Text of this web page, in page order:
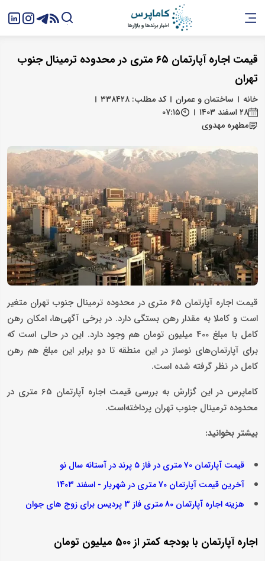
قیمت اجاره آپارتمان ۶۵ متری در محدوده ترمینال جنوب
تهران
خانه ساختمان و عمران
کد مطلب: ۳۳۸۴۲۸
۲۸ اسفند ۱۴۰۳
۰۷:۱۵
مطهره مهدوی
قیمت اجاره آپارتمان 65 متری در محدوده ترمینال جنوب تهران متغیر
است و کاملا به مقدار رهن بستگی دارد. در برخی آگهی‌ها، امکان رهن
کامل با مبلغ 400 میلیون تومان هم وجود دارد. این در حالی است که
برای آپارتمان‌های نوساز در این منطقه تا دو برابر این مبلغ هم رهن
کامل در نظر گرفته شده است.
کاماپرس در این گزارش به بررسی قیمت اجاره آپارتمان 65 متری در
محدوده ترمینال جنوب تهران پرداخته‌است.
بیشتر بخوانید:
قیمت آپارتمان ۷۰ متری در فاز ۵ پرند در آستانه سال نو
آخرین قیمت آپارتمان 70 متری در شهریار - اسفند 1403
هزینه اجاره آپارتمان 80 متری فاز 3 پردیس برای زوج های جوان
اجاره آپارتمان با بودجه کمتر از 500 میلیون تومان